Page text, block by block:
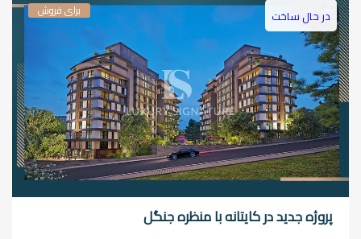
برای فروش در حال ساخت
پروژه جدید در کایتانه با منظره جنگل